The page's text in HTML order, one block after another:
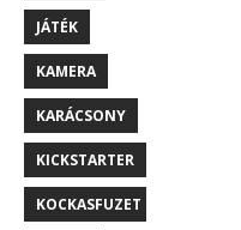
JÁTÉK
KAMERA
KARÁCSONY
KICKSTARTER
KOCKASFUZET